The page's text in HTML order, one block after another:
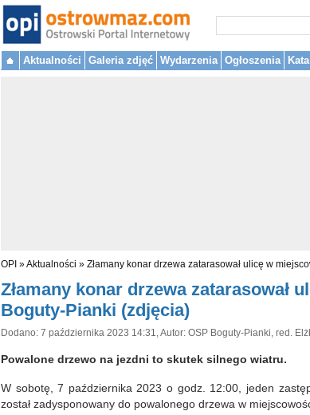
Aktualności Galeria zdjęć Wydarzenia Ogłoszenia
OPI »Aktualności » Złamany konar drzewa zatarasował ulicę w
Złamany konar drzewa zatarasował
Boguty-Pianki (zdjęcia)
Dodano: 7 października 2023 14:31, Autor: OSP Boguty-Pianki, red.
Powalone drzewo na jezdni to skutek silnego wiatru.
W sobotę, 7 października 2023 o godz. 12:00, jeden
został zadysponowany do powalonego drzewa w